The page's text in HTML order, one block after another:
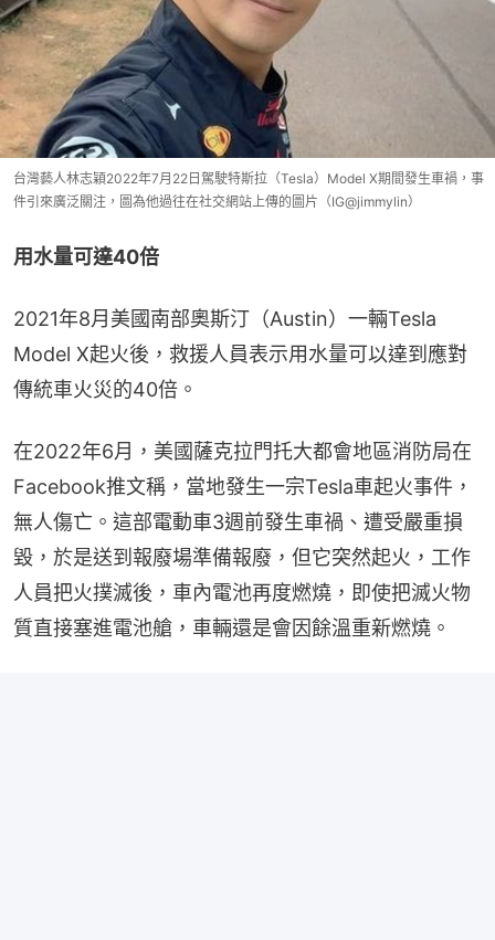
台灣藝人林志穎2022年7月22日駕駛特斯拉（Tesla）Model X期間發生車禍，事
件引來廣泛關注，圖為他過往在社交網站上傳的圖片（IG@jimmylin）
用水量可達40倍
2021年8月美國南部奧斯汀（Austin）一輛Tesla
Model X起火後，救援人員表示用水量可以達到應對
傳統車火災的40倍。
在2022年6月，美國薩克拉門托大都會地區消防局在
Facebook推文稱，當地發生一宗Tesla車起火事件，
無人傷亡。這部電動車3週前發生車禍、遭受嚴重損
毀，於是送到報廢場準備報廢，但它突然起火，工作
人員把火撲滅後，車內電池再度燃燒，即使把滅火物
質直接塞進電池艙，車輛還是會因餘溫重新燃燒。